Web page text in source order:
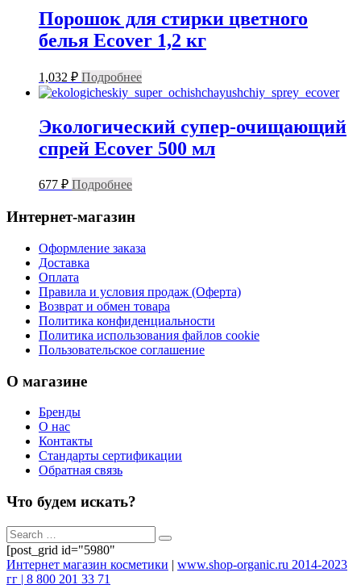
Порошок для стирки цветного
белья Ecover 1,2 кг
1,032 ₽ Подробнее
Экологический супер-очищающий
спрей Ecover 500 мл
677 ₽ Подробнее
Интернет-магазин
Оформление заказа
Доставка
Оплата
Правила и условия продаж (Оферта)
Возврат и обмен товара
Политика конфиденциальности
Политика использования файлов cookie
Пользовательское соглашение
О магазине
Бренды
О нас
Контакты
Стандарты сертификации
Обратная связь
Что будем искать?
[post_grid id="5980"
Интернет магазин косметики | www.shop-organic.ru 2014-2023
гг | 8 800 201 33 71